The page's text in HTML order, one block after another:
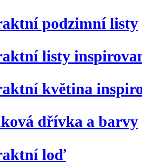
podzimní listy
listy
květina
dřívka a barvy
loď